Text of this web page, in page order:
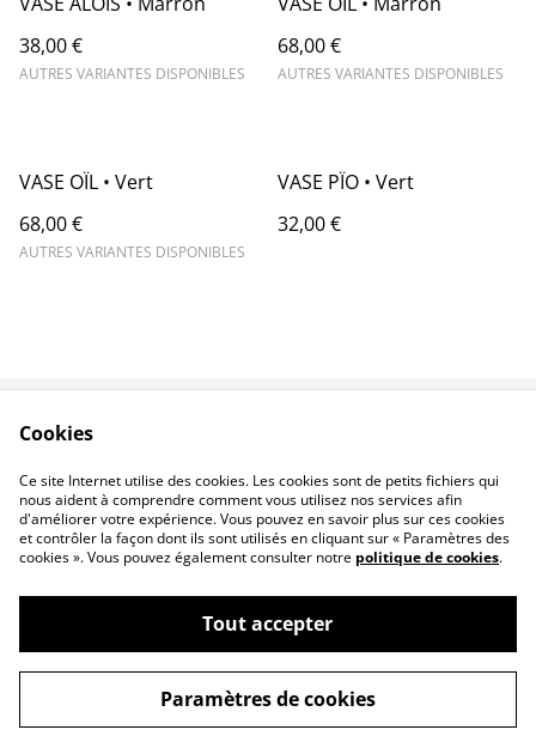
38,00 €
AUTRES VARIANTES DISPONIBLES
68,00 €
AUTRES VARIANTES DISPONIBLES
VASE OÏL • Vert
68,00 €
AUTRES VARIANTES DISPONIBLES
VASE PÏO • Vert
32,00 €
Politique de
confidentialité
Politique de cookies
©2026ATELIER ITREMA
powered by
Cookies
Ce site Internet utilise des cookies. Les cookies sont de petits fichiers qui
nous aident à comprendre comment vous utilisez nos services afin
d'améliorer votre expérience. Vous pouvez en savoir plus sur ces cookies
et contrôler la façon dont ils sont utilisés en cliquant sur « Paramètres des
cookies ». Vous pouvez également consulter notre politique de cookies.
Tout accepter
Paramètres de cookies